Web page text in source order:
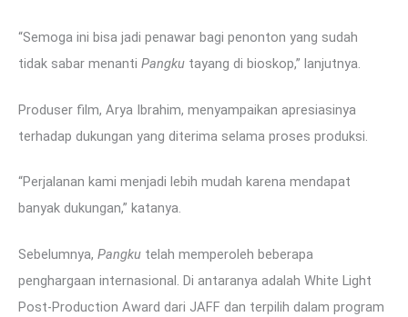
“Semoga ini bisa jadi penawar bagi penonton yang sudah
tidak sabar menanti Pangku tayang di bioskop,” lanjutnya.
Produser film, Arya Ibrahim, menyampaikan apresiasinya
terhadap dukungan yang diterima selama proses produksi.
“Perjalanan kami menjadi lebih mudah karena mendapat
banyak dukungan,” katanya.
Sebelumnya, Pangku telah memperoleh beberapa
penghargaan internasional. Di antaranya adalah White Light
Post-Production Award dari JAFF dan terpilih dalam program